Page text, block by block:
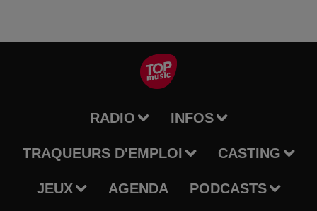
RADIO INFOS
TRAQUEURS D'EMPLOI CASTING
JEUX AGENDA PODCASTS